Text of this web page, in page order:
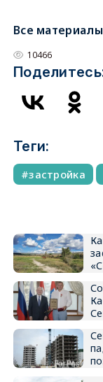
Все
10466
Теги:
застройка